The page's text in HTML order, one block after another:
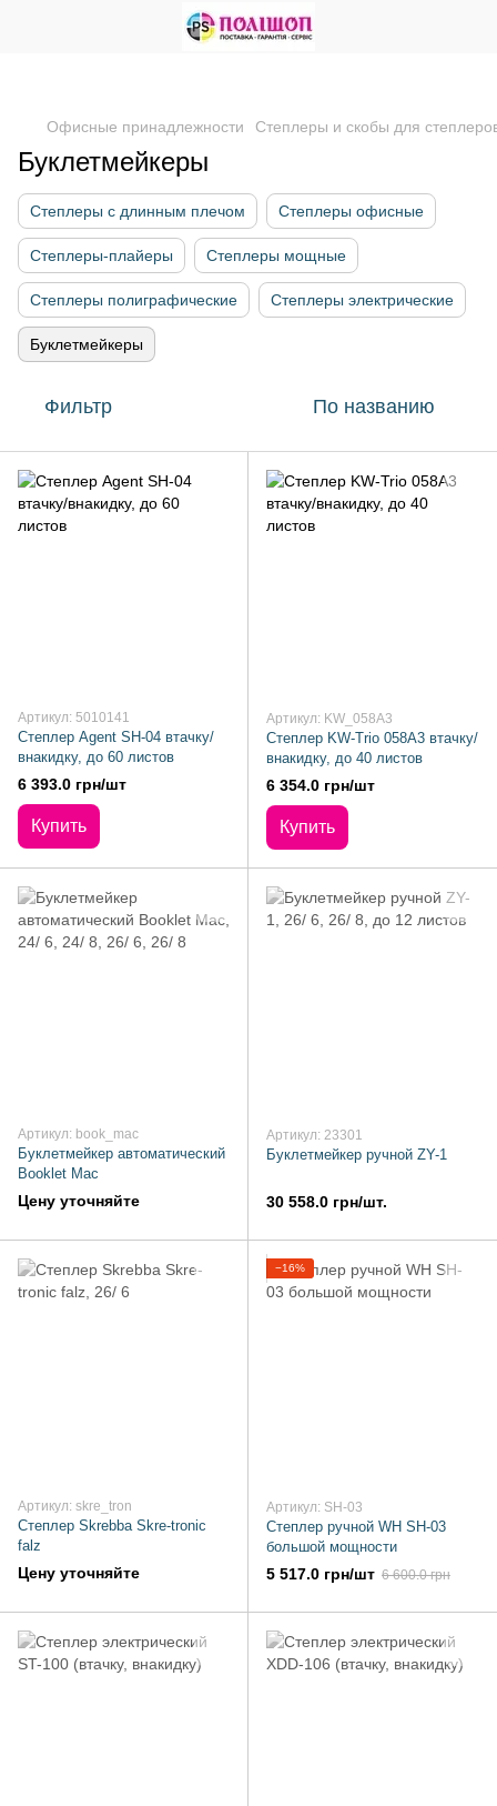
Офисные принадлежности Степлеры и скобы для
Буклетмейкеры
Степлеры с длинным плечом Степлеры офисные
Степлеры-плайеры Степлеры мощные
Степлеры полиграфические Степлеры электрические
Буклетмейкеры
Фильтр По названию
Артикул: 5010141
Степлер Agent SH-04 втачку/
внакидку, до 60 листов
6 393.0 грн/шт
Купить
Артикул: KW_058A3
Степлер KW-Trio 058A3 втачку/
внакидку, до 40 листов
6 354.0 грн/шт
Купить
Артикул: book_mac
Буклетмейкер автоматический
Booklet Mac
Цену уточняйте
Артикул: 23301
Буклетмейкер ручной ZY-1
30 558.0 грн/шт.
Артикул: skre_tron
Степлер Skrebba Skre-tronic
falz
Цену уточняйте
−16%
Артикул: SH-03
Степлер ручной WH SH-03
большой мощности
5 517.0 грн/шт 6 600.0 грн